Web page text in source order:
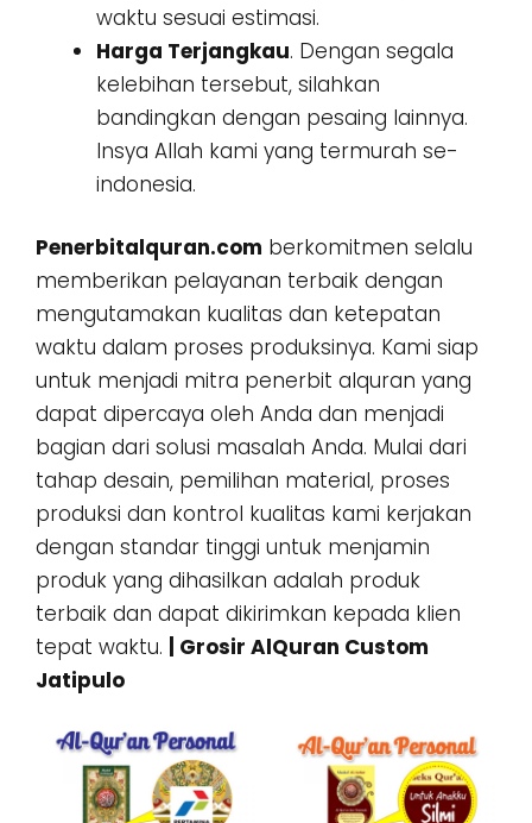
waktu sesuai estimasi.
Harga Terjangkau. Dengan segala
kelebihan tersebut, silahkan
bandingkan dengan pesaing lainnya.
Insya Allah kami yang termurah se-
indonesia.
Penerbitalquran.com berkomitmen selalu
memberikan pelayanan terbaik dengan
mengutamakan kualitas dan ketepatan
waktu dalam proses produksinya. Kami siap
untuk menjadi mitra penerbit alquran yang
dapat dipercaya oleh Anda dan menjadi
bagian dari solusi masalah Anda. Mulai dari
tahap desain, pemilihan material, proses
produksi dan kontrol kualitas kami kerjakan
dengan standar tinggi untuk menjamin
produk yang dihasilkan adalah produk
terbaik dan dapat dikirimkan kepada klien
tepat waktu.
| Grosir AlQuran Custom
Jatipulo